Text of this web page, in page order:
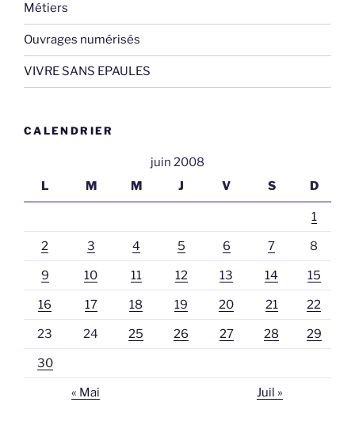
Métiers
Ouvrages numérisés
VIVRE SANS EPAULES
CALENDRIER
juin 2008
L
M M J V S D
1
2 3 4 5 6 7 8
9 10 11 12 13 14 15
16 17 18 19 20 21 22
23 24 25 26 27 28 29
30
« Mai Juil »